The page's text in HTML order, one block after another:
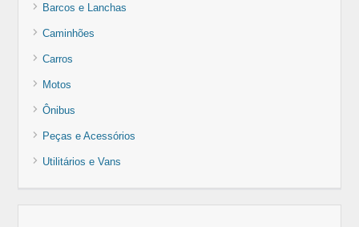
Barcos e Lanchas
Caminhões
Carros
Motos
Ônibus
Peças e Acessórios
Utilitários e Vans